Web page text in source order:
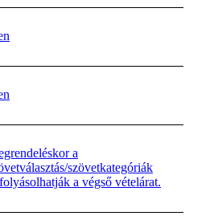
a
szövetkategóriák
a végső vételárat.